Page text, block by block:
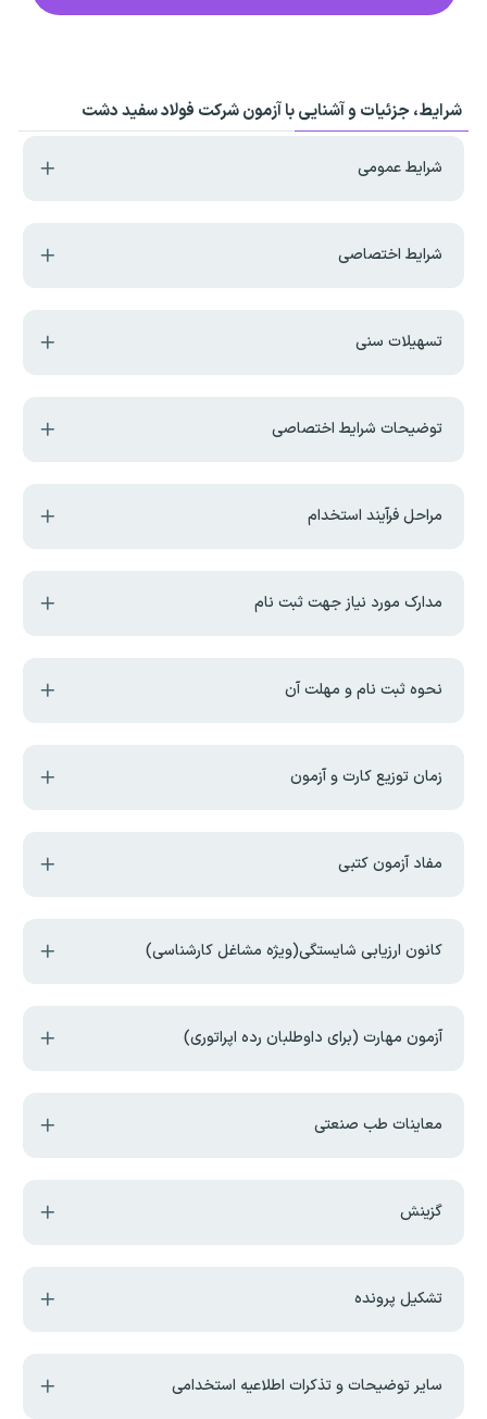
شرایط، جزئیات و آشنایی با آزمون شرکت فولاد سفید دشت
شرایط عمومی
شرایط اختصاصی
تسهیلات سنی
توضیحات شرایط اختصاصی
مراحل فرآیند استخدام
مدارک مورد نیاز جهت ثبت نام
نحوه ثبت نام و مهلت آن
زمان توزیع کارت و آزمون
مفاد آزمون کتبی
کانون ارزیابی شایستگی(ویژه مشاغل کارشناسی)
آزمون مهارت (برای داوطلبان رده اپراتوری)
معاینات طب صنعتی
گزینش
تشکیل پرونده
سایر توضیحات و تذکرات اطلاعیه استخدامی